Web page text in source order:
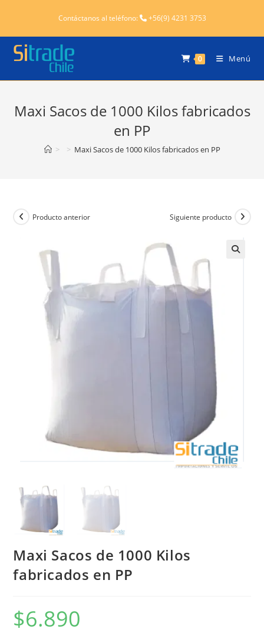
contenido
Contáctanos al teléfono: +56(9) 4231 3753
0 Menú
Maxi Sacos de 1000 Kilos fabricados
en PP
> > Maxi Sacos de 1000 Kilos fabricados en PP
Producto anterior Siguiente producto
Maxi Sacos de 1000 Kilos
fabricados en PP
$6.890